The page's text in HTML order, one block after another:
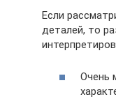
Если
деталей, то
Очень